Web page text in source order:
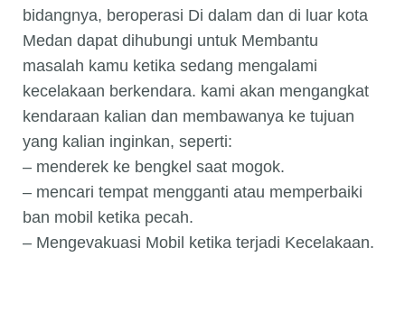
bidangnya, beroperasi Di dalam dan di luar kota
Medan dapat dihubungi untuk Membantu
masalah kamu ketika sedang mengalami
kecelakaan berkendara. kami akan mengangkat
kendaraan kalian dan membawanya ke tujuan
yang kalian inginkan, seperti:
– menderek ke bengkel saat mogok.
– mencari tempat mengganti atau memperbaiki
ban mobil ketika pecah.
– Mengevakuasi Mobil ketika terjadi Kecelakaan.